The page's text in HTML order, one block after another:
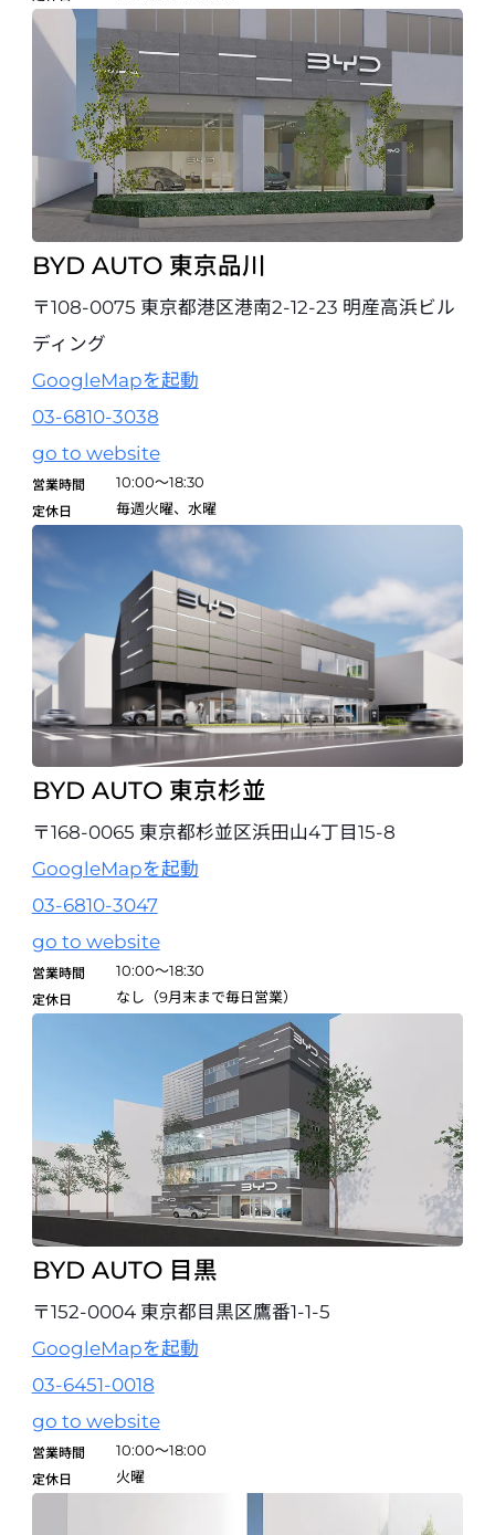
BYD AUTO 東京品川
〒108-0075 東京都港区港南2-12-23 明産高浜ビル
ディング
GoogleMapを起動
03-6810-3038
go to website
営業時間 10:00～18:30
定休日 毎週火曜、水曜
BYD AUTO 東京杉並
〒168-0065 東京都杉並区浜田山4丁目15-8
GoogleMapを起動
03-6810-3047
go to website
営業時間 10:00～18:30
定休日 なし（9月末まで毎日営業）
BYD AUTO 目黒
〒152-0004 東京都目黒区鷹番1-1-5
GoogleMapを起動
03-6451-0018
go to website
営業時間 10:00～18:00
定休日 火曜